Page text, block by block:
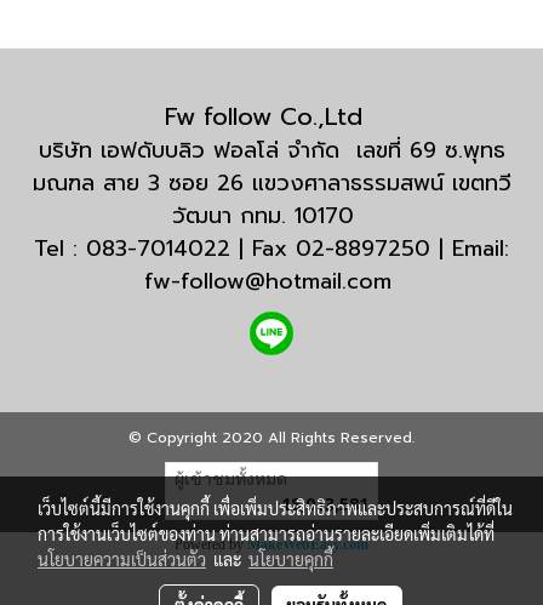
Fw follow Co.,Ltd
บริษัท เอฟดับบลิว ฟอลโล่ จำกัด เลขที่ 69 ซ.พุทธ
มณฑล สาย 3 ซอย 26 แขวงศาลาธรรมสพน์ เขตทวี
วัฒนา กทม. 10170
Tel : 083-7014022 | Fax 02-8897250 | Email:
fw-follow@hotmail.com
© Copyright 2020 All Rights Reserved.
ผู้เข้าชมทั้งหมด
18,013,581
Powered byMakeWebEasy.com
เว็บไซต์นี้มีการใช้งานคุกกี้ เพื่อเพิ่มประสิทธิภาพและประสบการณ์ที่ดีใน
การใช้งานเว็บไซต์ของท่าน ท่านสามารถอ่านรายละเอียดเพิ่มเติมได้ที่
นโยบายความเป็นส่วนตัว และ นโยบายคุกกี้